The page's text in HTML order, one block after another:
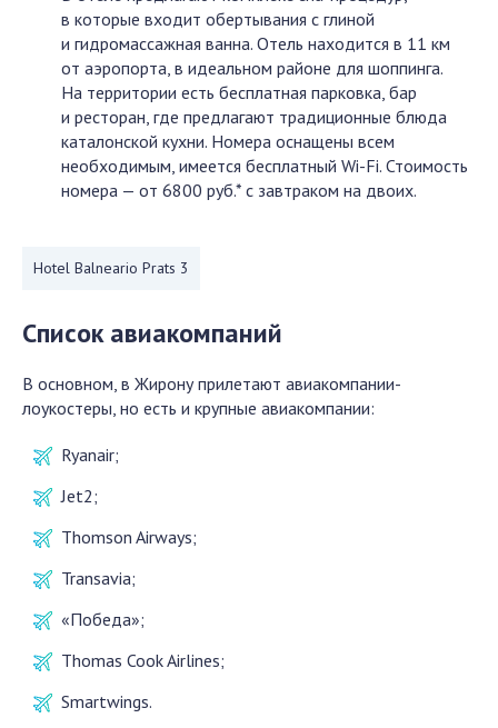
в которые входит обертывания с глиной
и гидромассажная ванна. Отель находится в 11 км
от аэропорта, в идеальном районе для шоппинга.
На территории есть бесплатная парковка, бар
и ресторан, где предлагают традиционные блюда
каталонской кухни. Номера оснащены всем
необходимым, имеется бесплатный Wi-Fi. Стоимость
номера — от 6800 руб.* с завтраком на двоих.
Hotel Balneario Prats 3
Список авиакомпаний
В основном, в Жирону прилетают авиакомпании-
лоукостеры, но есть и крупные авиакомпании:
Ryanair;
Jet2;
Thomson Airways;
Transavia;
«Победа»;
Thomas Cook Airlines;
Smartwings.